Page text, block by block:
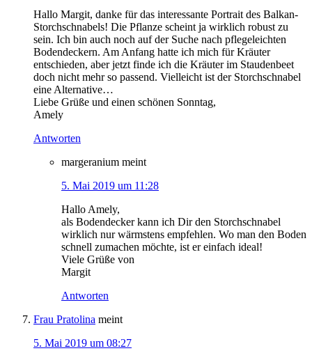
Hallo Margit, danke für das interessante Portrait des Balkan-
Storchschnabels! Die Pflanze scheint ja wirklich robust zu
sein. Ich bin auch noch auf der Suche nach pflegeleichten
Bodendeckern. Am Anfang hatte ich mich für Kräuter
entschieden, aber jetzt finde ich die Kräuter im Staudenbeet
doch nicht mehr so passend. Vielleicht ist der Storchschnabel
eine Alternative…
Liebe Grüße und einen schönen Sonntag,
Amely
Antworten
margeranium meint
5. Mai 2019 um 11:28
Hallo Amely,
als Bodendecker kann ich Dir den Storchschnabel
wirklich nur wärmstens empfehlen. Wo man den Boden
schnell zumachen möchte, ist er einfach ideal!
Viele Grüße von
Margit
Antworten
Frau Pratolina meint
5. Mai 2019 um 08:27